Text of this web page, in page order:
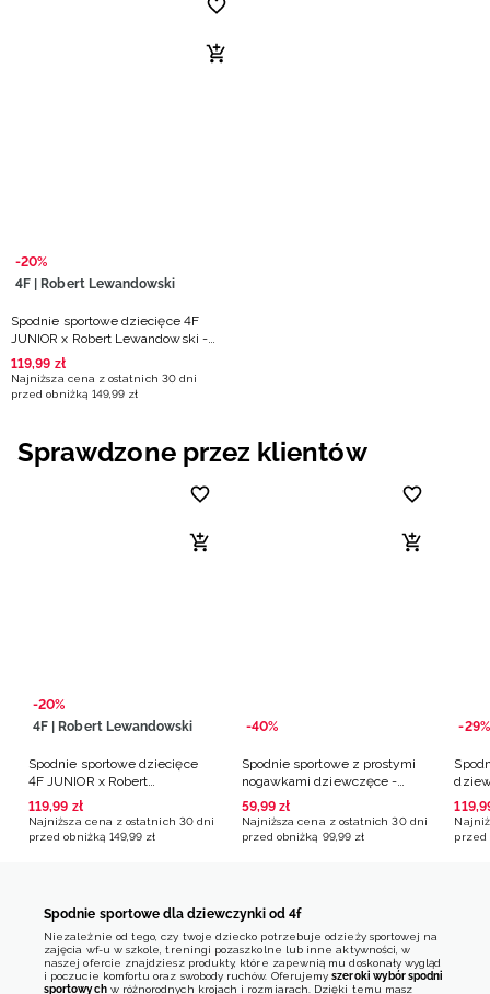
-20%
4F | Robert Lewandowski
Spodnie sportowe dziecięce 4F
JUNIOR x Robert Lewandowski -
czarne
119,99 zł
Najniższa cena z ostatnich 30 dni
przed obniżką 149,99 zł
Sprawdzone przez klientów
-20%
4F | Robert Lewandowski
Spodnie sportowe dziecięce
4F JUNIOR x Robert
Lewandowski - czarne
119,99 zł
Najniższa cena z ostatnich 30 dni
przed obniżką 149,99 zł
-40%
Spodnie sportowe z prostymi
nogawkami dziewczęce -
czarne
59,99 zł
Najniższa cena z ostatnich 30 dni
przed obniżką 99,99 zł
-29%
119,
przed
Spodnie sportowe dla dziewczynki od 4f
Niezależnie od tego, czy twoje dziecko potrzebuje odzieży sportowej na
zajęcia wf-u w szkole, treningi pozaszkolne lub inne aktywności, w
naszej ofercie znajdziesz produkty, które zapewnią mu doskonały wygląd
i poczucie komfortu oraz swobody ruchów. Oferujemyszeroki wybór spodni
sportowychw różnorodnych krojach i rozmiarach. Dzięki temu masz